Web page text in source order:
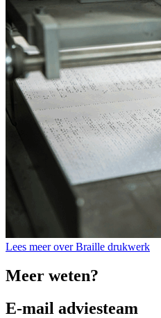
Lees meer over Braille drukwerk
Meer weten?
E-mail adviesteam